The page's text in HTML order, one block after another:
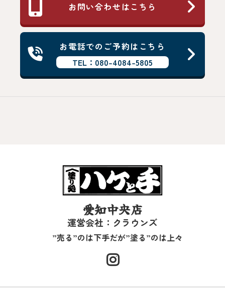
お問い合わせはこちら
お電話でのご予約はこちら
TEL：080-4084-5805
愛知中央店
運営会社：クラウンズ
”売る”のは下手だが”塗る”のは上々